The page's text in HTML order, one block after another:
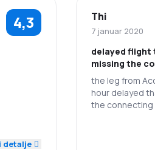
2,7
3,3
4,3
5,0
detalje
Thi
7 januar 2020
delayed flight
missing the
the leg from
hour delayed
the connecting